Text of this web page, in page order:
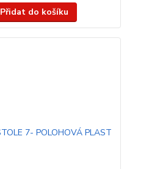
Přidat do košíku